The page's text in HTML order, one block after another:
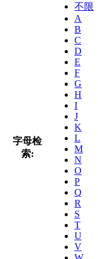
字母检
索:
不限
A
B
C
D
E
F
G
H
I
J
K
L
M
N
O
P
Q
R
S
T
U
V